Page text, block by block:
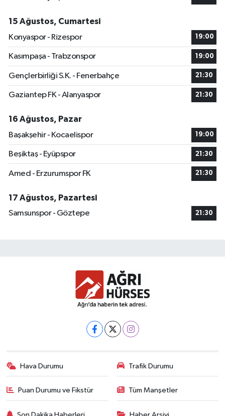
15 Ağustos, Cumartesi
Konyaspor - Rizespor
19:00
Kasımpaşa - Trabzonspor 19:00
Gençlerbirliği S.K. - Fenerbahçe 21:30
Gaziantep FK - Alanyaspor 21:30
16 Ağustos, Pazar
Başakşehir - Kocaelispor
19:00
Beşiktaş - Eyüpspor 21:30
Amed - Erzurumspor FK 21:30
17 Ağustos, Pazartesi
Samsunspor - Göztepe
21:30
Hava Durumu Trafik Durumu
Puan Durumu ve Fikstür Tüm Manşetler